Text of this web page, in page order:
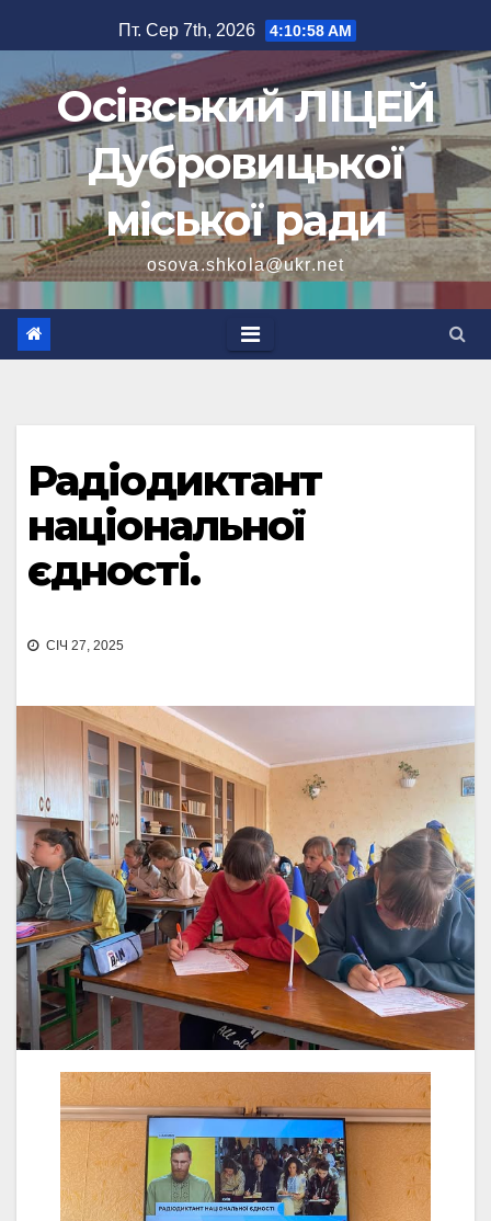
до
вмісту
Пт. Сер 7th, 2026 4:10:59 AM
Осівський ЛІЦЕЙ
Дубровицької
міської ради
osova.shkola@ukr.net
Радіодиктант
національної
єдності.
СІЧ 27, 2025